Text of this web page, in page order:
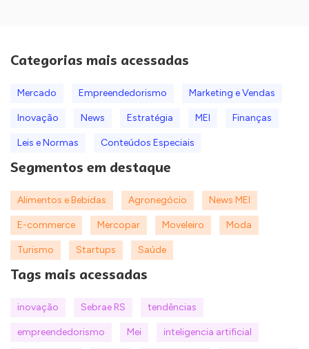
Categorias mais acessadas
Mercado Empreendedorismo Marketing e Vendas
Inovação News Estratégia MEI Finanças
Leis e Normas Conteúdos Especiais
Segmentos em destaque
Alimentos e Bebidas Agronegócio News MEI
E-commerce Mercopar Moveleiro Moda
Turismo Startups Saúde
Tags mais acessadas
inovação Sebrae RS tendências
empreendedorismo Mei inteligencia artificial